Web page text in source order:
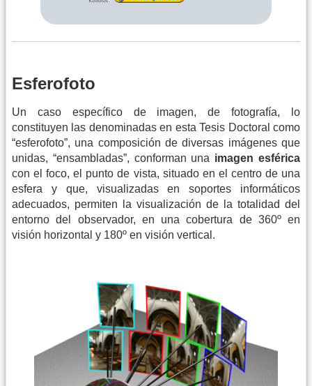
Esferofoto
Un caso específico de imagen, de fotografía, lo
constituyen las denominadas en esta Tesis Doctoral como
“esferofoto”, una composición de diversas imágenes que
unidas, “ensambladas”, conforman una imagen esférica
con el foco, el punto de vista, situado en el centro de una
esfera y que, visualizadas en soportes informáticos
adecuados, permiten la visualización de la totalidad del
entorno del observador, en una cobertura de 360º en
visión horizontal y 180º en visión vertical.